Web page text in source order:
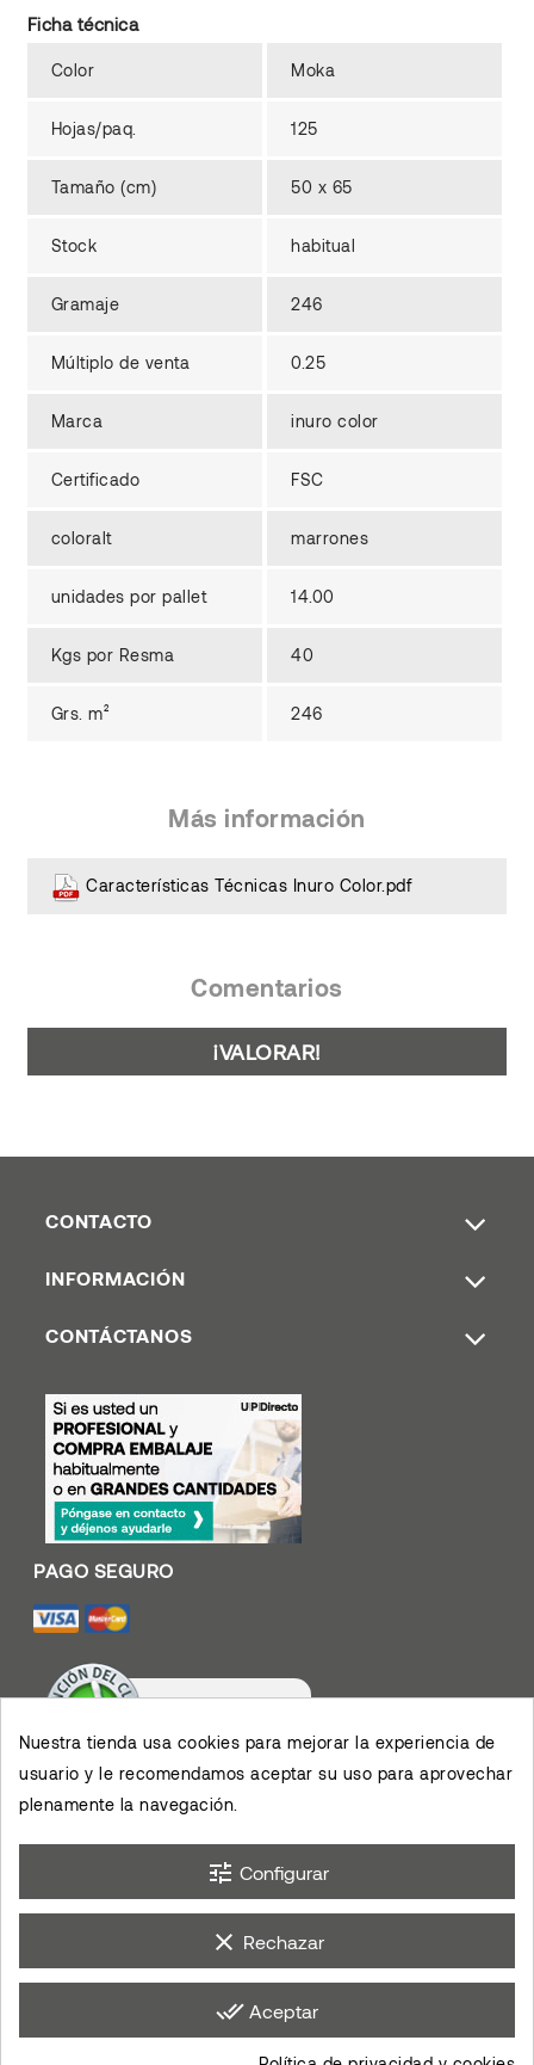
Ficha técnica
Color Moka
Hojas/paq. 125
Tamaño (cm) 50 x 65
Stock habitual
Gramaje 246
Múltiplo de venta 0.25
Marca inuro color
Certificado FSC
coloralt marrones
unidades por pallet 14.00
Kgs por Resma 40
Grs. m² 246
Más información
Características Técnicas Inuro Color.pdf
Comentarios
¡VALORAR!
CONTACTO
INFORMACIÓN
CONTÁCTANOS
×
Valoración De Clientes
Muy contento con el
servicio y los productos,
agradezco su eficiencia.
Opinión De Clientes
Nuestra tienda usa cookies para mejorar la experiencia de
usuario y le recomendamos aceptar su uso para aprovechar
plenamente la navegación.
tune Configurar
clear Rechazar
done_all Aceptar